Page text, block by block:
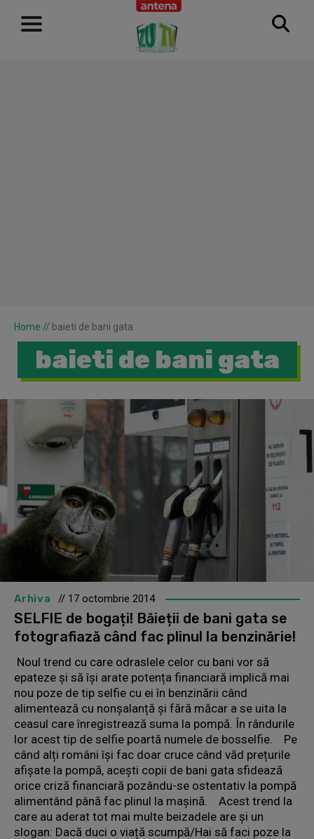
RECLAMĂ
Home // baieti de bani gata
baieti de bani gata
Arhiva // 17 octombrie 2014
SELFIE de bogați! Băieții de bani gata se
fotografiază când fac plinul la benzinărie!
Noul trend cu care odraslele celor cu bani vor să
epateze și să își arate potența financiară implică mai
nou poze de tip selfie cu ei în benzinării când
alimentează cu nonșalanță și fără măcar a se uita la
ceasul care înregistrează suma la pompă. În rândurile
lor acest tip de selfie poartă numele de bosselfie. Pe
când alți români își fac doar cruce când văd prețurile
afișate la pompă, acești copii de bani gata sfidează
orice criză financiară pozându-se ostentativ la pompă
alimentând până fac plinul la mașină. Acest trend la
care au aderat tot mai multe beizadele are și un
slogan: Dacă duci o viață scumpă/Hai să faci poze la